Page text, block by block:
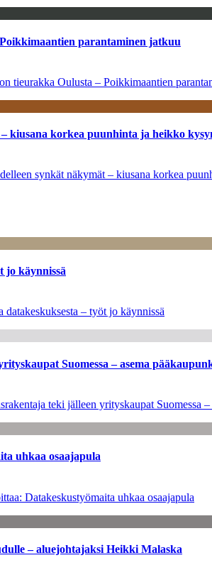
parantaminen jatkuu
tieurakka Oulusta – Poikkimaantien
kiusana korkea puunhinta ja heikko
synkät näkymät – kiusana korkea
jo käynnissä
– työt jo käynnissä
Suomessa – asema
teki jälleen yrityskaupat Suomessa
uhkaa osaajapula
Datakeskustyömaita uhkaa osaajapula
– aluejohtajaksi Heikki Malaska